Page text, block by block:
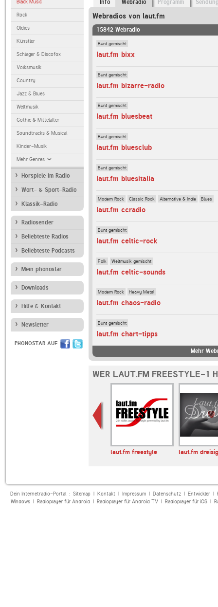
Black Music
Rock
Oldies
Künstler
Schlager & Discofox
Volksmusik
Country
Jazz & Blues
Weltmusik
Gothic & Mittelalter
Soundtracks & Musical
Kinder-Musik
Mehr Genres
Hörspiele im Radio
Wort- & Sport-Radio
Klassik-Radio
Radiosender
Beliebteste Radios
Beliebteste Podcasts
Mein phonostar
Downloads
Hilfe & Kontakt
Newsletter
PHONOSTAR AUF
Info Webradio Programm
Webradios von laut.fm
15842 Webradio
Bunt gemischt
laut.fm bixx
Bunt gemischt
laut.fm bizarre-radio
Bunt gemischt
laut.fm bluesbeat
Bunt gemischt
laut.fm bluesclub
Bunt gemischt
laut.fm bluesitalia
Modern Rock Classic Rock Alternative & Indie Blues
laut.fm ccradio
Bunt gemischt
laut.fm celtic-rock
Folk Weltmusik gemischt
laut.fm celtic-sounds
Modern Rock Heavy Metal
laut.fm chaos-radio
Bunt gemischt
laut.fm chart-tipps
Mehr
WER LAUT.FM FREESTYLE-1
laut.fm freestyle laut.fm dreisig
Dein Internetradio-Portal : Sitemap| Kontakt| Impressum| Datenschutz| Entwickler|
Windows| Radioplayer für Android| Radioplayer für Android TV| Radioplayer für iOS|